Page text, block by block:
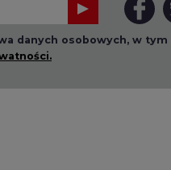
danych osobowych, w